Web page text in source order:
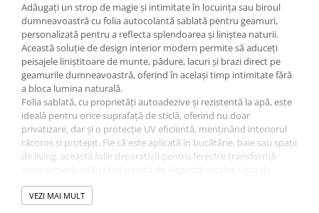
Adăugați un strop de magie și intimitate în locuința sau biroul
dumneavoastră cu folia autocolantă sablată pentru geamuri,
personalizată pentru a reflecta splendoarea și liniștea naturii.
Această soluție de design interior modern permite să aduceți
peisajele liniștitoare de munte, pădure, lacuri și brazi direct pe
geamurile dumneavoastră, oferind în același timp intimitate fără
a bloca lumina naturală.
Folia sablată, cu proprietăți autoadezive și rezistentă la apă, este
ideală pentru orice suprafață de sticlă, oferind nu doar
privatizare, dar și o protecție UV eficientă, menținând interiorul
răcoros și protejat. Fie că este aplicată în bucătărie, baie sau spații
de living, această folie decorativă pentru ferestre transformă
montat, autocolantul personalizat pe geam poate fi adaptat
oricărui spațiu, îmbunătățind estetica ferestrei cu modele
VEZI MAI MULT